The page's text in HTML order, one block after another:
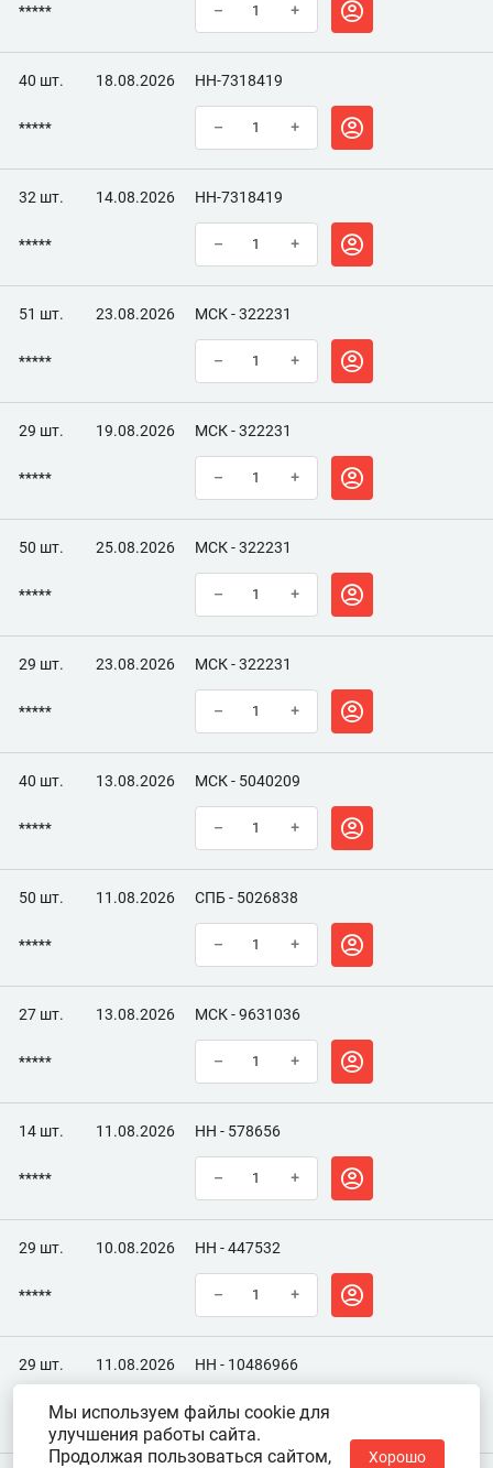
***** – +
40 шт. 18.08.2026 НН-7318419
***** – +
32 шт. 14.08.2026 НН-7318419
***** – +
51 шт. 23.08.2026 МСК - 322231
***** – +
29 шт. 19.08.2026 МСК - 322231
***** – +
50 шт. 25.08.2026 МСК - 322231
***** – +
29 шт. 23.08.2026 МСК - 322231
***** – +
40 шт. 13.08.2026 МСК - 5040209
***** – +
50 шт. 11.08.2026 СПБ - 5026838
***** – +
27 шт. 13.08.2026 МСК - 9631036
***** – +
14 шт. 11.08.2026 НН - 578656
***** – +
29 шт. 10.08.2026 НН - 447532
***** – +
29 шт. 11.08.2026 НН - 10486966
***** – +
Мы используем файлы cookie для
улучшения работы сайта.
Продолжая пользоваться сайтом,
Хорошо